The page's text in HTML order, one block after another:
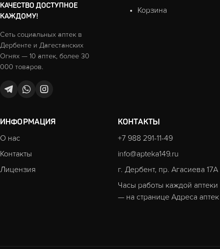
КАЧЕСТВО ДОСТУПНОЕ
КАЖДОМУ!
Сеть социальных аптек в
Дербенте и Дагестанских
Огнях — 10 аптек, более 30
000 товаров.
Корзина
ИНФОРМАЦИЯ
О нас
Контакты
Лицензия
КОНТАКТЫ
+7 988 291-11-49
info@apteka149.ru
г. Дербент, пр. Агасиева 17А
Часы работы каждой аптеки
— на странице Адреса аптек